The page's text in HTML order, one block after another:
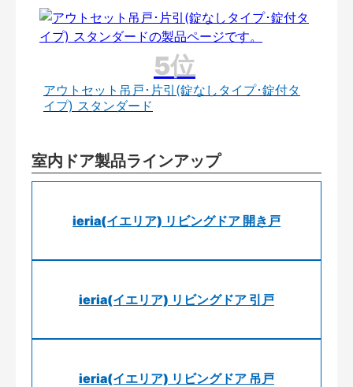
アウトセット吊戸･片引(錠なしタイプ･錠付タ
イプ) スタンダード
室内ドア製品ラインアップ
ieria(イエリア) リビングドア 開き戸
ieria(イエリア) リビングドア 引戸
ieria(イエリア) リビングドア 吊戸